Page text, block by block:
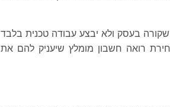
שקורה בעסק ולא יבצע עבודה טכנית בלבד
רואה חשבון מומלץ שיעניק להם את